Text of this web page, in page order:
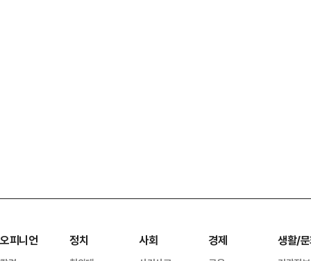
오피니언 정치 사회 경제 생활/